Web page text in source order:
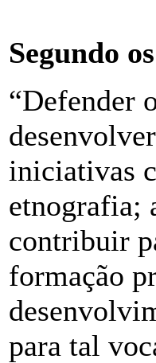
Segundo
“Defender
iniciativas
etnografia;
contribuir
formação
para tal